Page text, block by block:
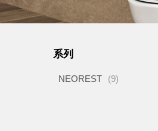
系列
NEOREST (9)